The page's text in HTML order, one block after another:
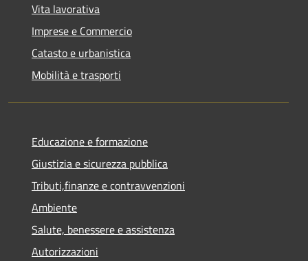
Vita lavorativa
Imprese e Commercio
Catasto e urbanistica
Mobilità e trasporti
Educazione e formazione
Giustizia e sicurezza pubblica
Tributi,finanze e contravvenzioni
Ambiente
Salute, benessere e assistenza
Autorizzazioni